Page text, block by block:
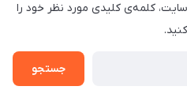
کلمه‌ی کلیدی مورد نظر خود را
جستجو